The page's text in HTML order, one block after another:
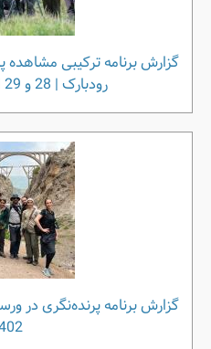
گزارش برنامه ترکیبی مشاهده
رودبارک | 28 و 29 اردیبهشت 1402